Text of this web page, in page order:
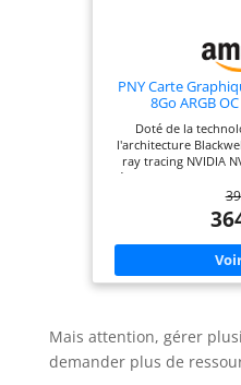
PNY Carte
8Go ARGB
Doté de la
l'architecture
ray tracing NVIDIA
fréquence d'horloge
d'horloge boost de
besoins des jeux
mémoire intégrée
traitement CUDA et
passante
nécessaire pour
saisissant. Interface
HDMI pour une
VelocityX : Prenez le
graphique PNY pour
Mais attention, gérer
demander plus de